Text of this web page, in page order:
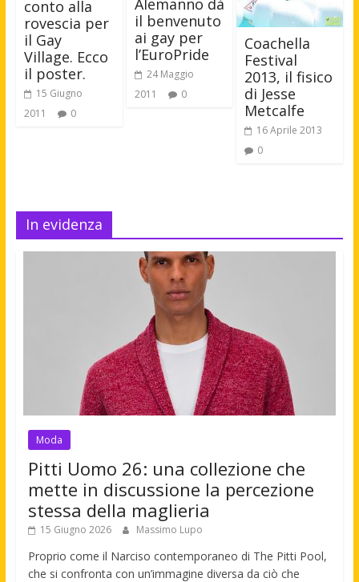
conto alla
rovescia per
il Gay
Village. Ecco
il poster.
15 Giugno
2011
0
Alemanno dà
il benvenuto
ai gay per
l’EuroPride
24 Maggio
2011
0
Coachella
Festival
2013, il fisico
di Jesse
Metcalfe
16 Aprile 2013
0
In evidenza
Moda
Pitti Uomo 26: una collezione che
mette in discussione la percezione
stessa della maglieria
15 Giugno 2026 Massimo Lupo
Proprio come il Narciso contemporaneo di The Pitti Pool,
che si confronta con un’immagine diversa da ciò che